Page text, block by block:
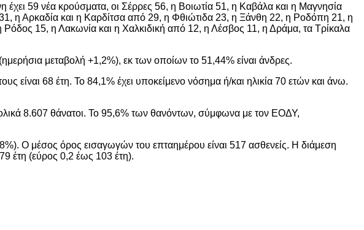
έχει 59 νέα κρούσματα, οι Σέρρες 56, η Βοιωτία 51, η Καβάλα και η Μαγνησία
η Αρκαδία και η Καρδίτσα από 29, η Φθιώτιδα 23, η Ξάνθη 22, η Ροδόπη 21, η
15, η Λακωνία και η Χαλκιδική από 12, η Λέσβος 11, η Δράμα, τα Τρίκαλα
μεταβολή +1,2%), εκ των οποίων το 51,44% είναι άνδρες.
είναι 68 έτη. To 84,1% έχει υποκείμενο νόσημα ή/και ηλικία 70 ετών και άνω.
8.607 θάνατοι. Το 95,6% των θανόντων, σύμφωνα με τον ΕΟΔΥ,
Ο μέσος όρος εισαγωγών του επταημέρου είναι 517 ασθενείς. Η διάμεση
έτη (εύρος 0,2 έως 103 έτη).